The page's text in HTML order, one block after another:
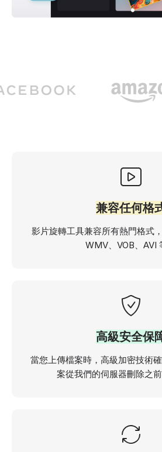
兼容任何格
影片旋轉工具兼容所有熱門格式
WMV、VOB、AVI
高級安全保
當您上傳檔案時，高級加密技術
案從我們的伺服器刪除之前